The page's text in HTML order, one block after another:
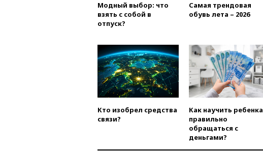
Модный выбор: что
взять с собой в
отпуск?
Самая трендовая
обувь лета – 2026
Кто изобрел средства
связи?
Как научить ребенка
правильно
обращаться с
деньгами?